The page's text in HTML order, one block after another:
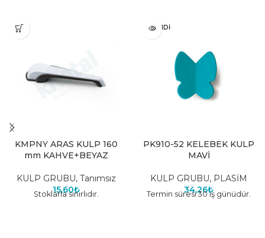
KMPNY ARAS KULP 160
mm KAHVE+BEYAZ
KULP GRUBU, Tanımsız
15,60₺
Stoklarla sınırlıdır.
TÜKENDI
PK910-52 KELEBEK KULP
MAVİ
KULP GRUBU, PLASİM
34,26₺
Termin süresi 30 iş günüdür.